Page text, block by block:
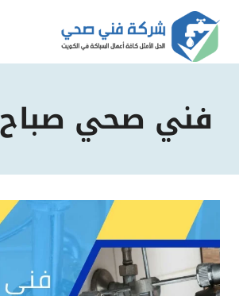
التجاوز
إلى
المحتوى
فني صحي صباح